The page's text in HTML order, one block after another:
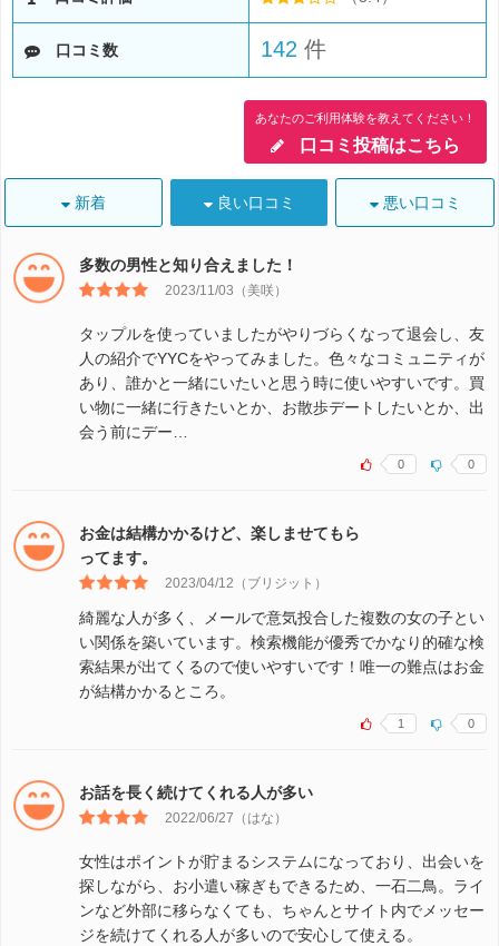
口コミ数 142 件
あなたのご利用体験を教えてください！
口コミ投稿はこちら
新着 良い口コミ 悪い口コミ
多数の男性と知り合えました！
2023/11/03（美咲）
タップルを使っていましたがやりづらくなって退会し、友
人の紹介でYYCをやってみました。色々なコミュニティが
あり、誰かと一緒にいたいと思う時に使いやすいです。買
い物に一緒に行きたいとか、お散歩デートしたいとか、出
会う前にデー…
0 0
お金は結構かかるけど、楽しませてもら
ってます。
2023/04/12（ブリジット）
綺麗な人が多く、メールで意気投合した複数の女の子とい
い関係を築いています。検索機能が優秀でかなり的確な検
索結果が出てくるので使いやすいです！唯一の難点はお金
が結構かかるところ。
1 0
お話を長く続けてくれる人が多い
2022/06/27（はな）
女性はポイントが貯まるシステムになっており、出会いを
探しながら、お小遣い稼ぎもできるため、一石二鳥。ライ
ンなど外部に移らなくても、ちゃんとサイト内でメッセー
ジを続けてくれる人が多いので安心して使える。